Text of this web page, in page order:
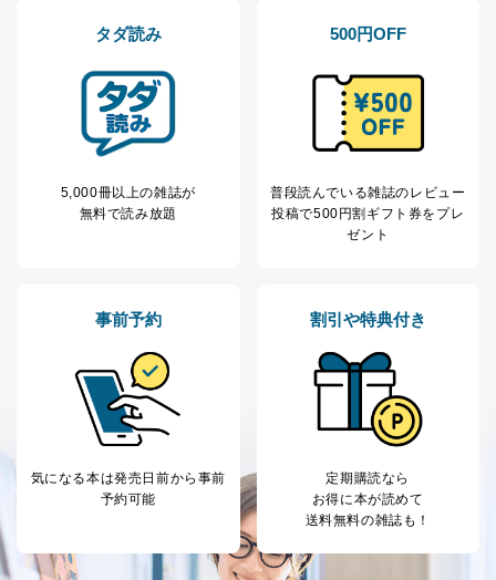
当社の定期購読サ
ービス等をご利用
の方の個人情報
購入商品の配送のため
ｅメール等による商品、サービ
ス、キャンペーン等の広告の案内
個人が特定できない形で取得した
析して、趣味・嗜好に
応じた新商品・サービスに関する
広告のため
3
当社カスタマーQ＆
Aサービス利用者
カスタマーQ＆Aサイトの投稿内容
ｅメール等によるカスタマーQ＆A
サイトのサービス内容のご案内の
ｅメール等による商品、サービ
ス、キャンペーン等の広告に関す
採用応募者の方の
個人情報
採用選考、ご連絡のため
人事、総務などの雇用管理等のた
パートナー（提携
購入商品配送のため
タダ読み
5,000冊以上の雑誌が
無料で読み放題
500円OFF
普段読んでいる雑誌のレビュー
投稿で500円割ギフト券をプレ
ゼント
事前予約
気になる本は発売日前から事前
予約可能
割引や特典付き
定期購読なら
お得に本が読めて
送料無料の雑誌も！